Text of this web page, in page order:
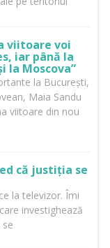
viitoare voi
iar până la
la Moscova”
la București,
Maia Sandu
viitoare din nou
că justiția se
la televizor. Îmi
investighează